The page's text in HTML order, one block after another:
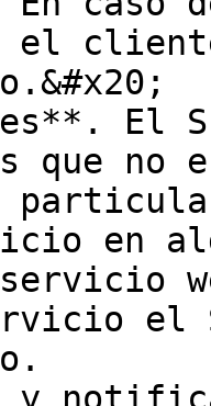
el
El
que no
en
el